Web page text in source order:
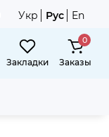
Укр Рус En
Закладки
0
Заказы